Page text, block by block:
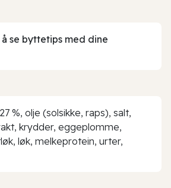
se byttetips med dine
%, olje (solsikke, raps), salt,
krydder, eggeplomme,
løk, melkeprotein, urter,